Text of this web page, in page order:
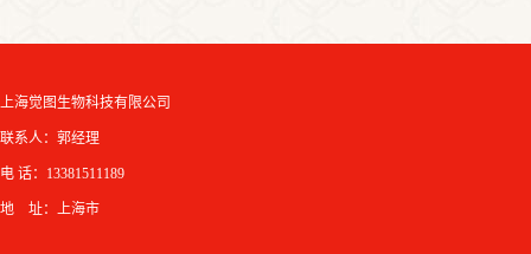
上海觉图生物科技有限公司
联系人：郭经理
电 话：13381511189
地 址：上海市